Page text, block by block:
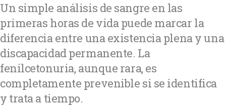
Un simple análisis de sangre en las
primeras horas de vida puede marcar la
diferencia entre una existencia plena y una
discapacidad permanente. La
fenilcetonuria, aunque rara, es
completamente prevenible si se identifica
y trata a tiempo.